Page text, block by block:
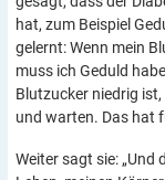
hat, zum Beispiel
gelernt: Wenn mein
muss ich Geduld
Blutzucker niedrig
und warten. Das hat
Weiter sagt sie: „Und